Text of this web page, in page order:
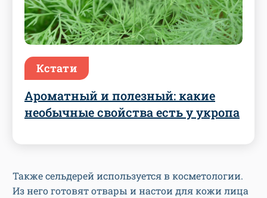
Кстати
Ароматный и полезный: какие
необычные свойства есть у укропа
Также сельдерей используется в косметологии.
Из него готовят отвары и настои для кожи лица